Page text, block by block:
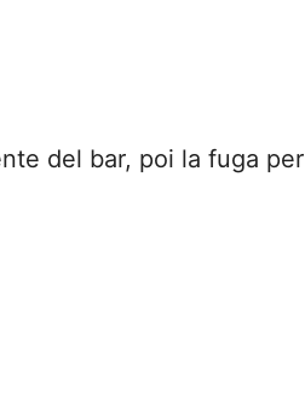
del bar, poi la fuga per